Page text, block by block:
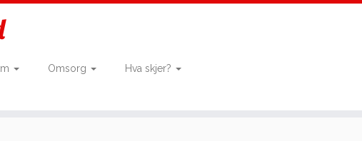
Omsorg
Hva skjer?